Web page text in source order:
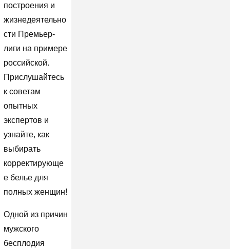
построения и
жизнедеятельно
сти Премьер-
лиги на примере
российской.
Прислушайтесь
к советам
опытных
экспертов и
узнайте, как
выбирать
корректирующе
е белье для
полных женщин!
Одной из причин
мужского
бесплодия